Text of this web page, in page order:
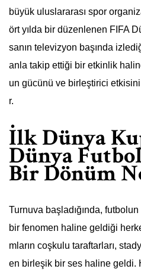
büyük uluslararası spor
ört yılda bir düzenlenen FIFA
sanın televizyon başında
anla takip ettiği bir etkinlik
un gücünü ve birleştirici
r.
İlk Dünya
Dünya
Bir Dönüm
Turnuva başladığında,
bir fenomen haline geldiği
mların coşkulu taraftarları,
en birleşik bir ses haline geldi.